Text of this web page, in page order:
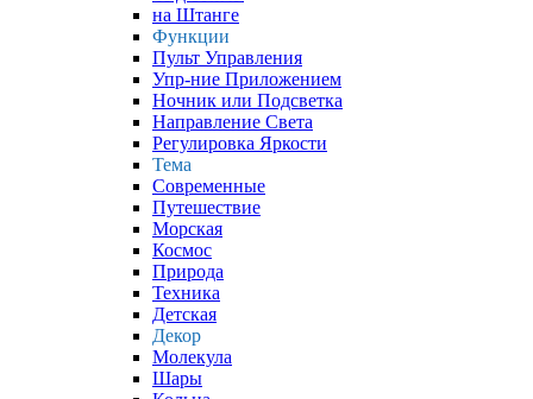
на Штанге
Функции
Пульт Управления
Упр-ние Приложением
Ночник или Подсветка
Направление Света
Регулировка Яркости
Тема
Современные
Путешествие
Морская
Космос
Природа
Техника
Детская
Декор
Молекула
Шары